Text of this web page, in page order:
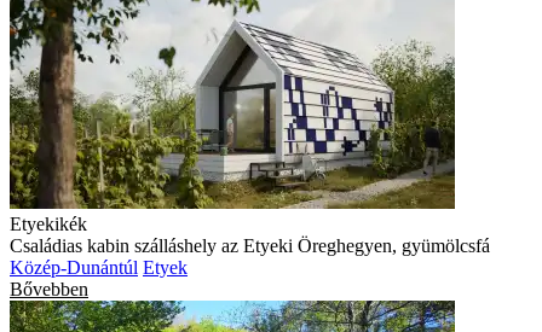
Etyekikék
Családias kabin szálláshely az Etyeki Öreghegyen, gyümölcsfá
Közép-Dunántúl Etyek
Bővebben